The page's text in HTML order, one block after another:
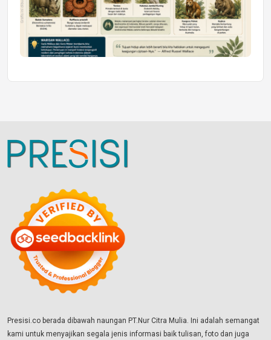
Presisi.co berada dibawah naungan PT.Nur Citra Mulia. Ini adalah semangat
kami untuk menyajikan segala jenis informasi baik tulisan, foto dan juga